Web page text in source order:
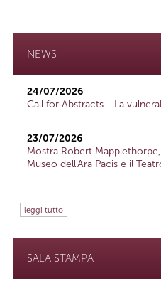
NEWS
24/07/2026
Call for Abstracts - La
23/07/2026
Mostra Robert
Museo dell'Ara Pacis e il
leggi tutto
SALA STAMPA